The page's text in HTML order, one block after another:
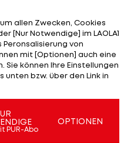
übernimmt das Steuer
Bundesliga
Lukas Gugganig,
engagiert ist,
bei den
Kärntner kam in 18
allen Zwecken, Cookies
[Nur Notwendige] im LAOLA1
Peronsalisierung von
mit [Optionen] auch eine
Sie können Ihre Einstellungen
bzw. über den Link in
PUR-Abo
OPTIONEN